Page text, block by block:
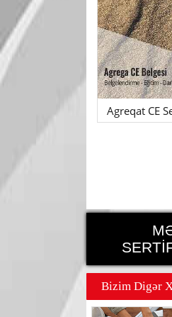
Agreqat CE
Bizim Digər